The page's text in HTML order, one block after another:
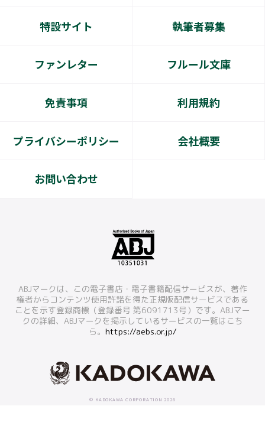
特設サイト 執筆者募集
ファンレター フルール文庫
免責事項 利用規約
プライバシーポリシー 会社概要
お問い合わせ
ABJマークは、この電子書店・電子書籍配信サービスが、著作
権者からコンテンツ使用許諾を得た正規版配信サービスである
ことを示す登録商標（登録番号 第6091713号）です。ABJマー
クの詳細、ABJマークを掲示しているサービスの一覧はこち
ら。 https://aebs.or.jp/
© KADOKAWA CORPORATION 2026